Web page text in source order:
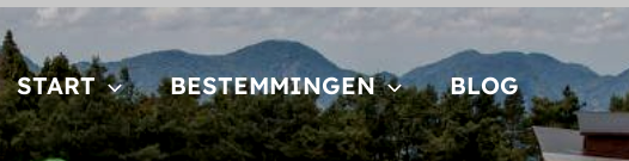
START BESTEMMINGEN BLOG